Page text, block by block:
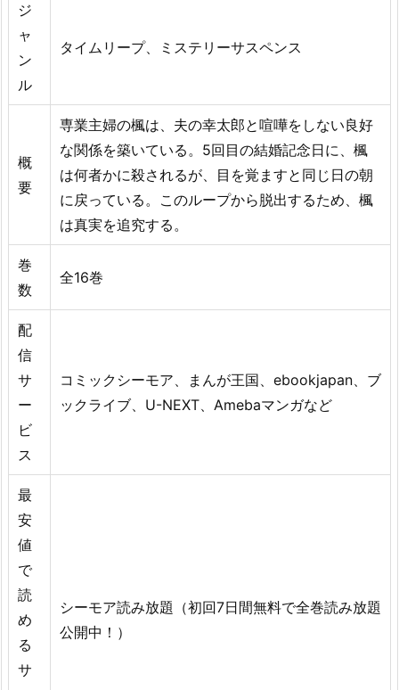
ジ
ャ
ン
ル
タイムリープ、ミステリーサスペンス
概
要
専業主婦の楓は、夫の幸太郎と喧嘩をしない良好
な関係を築いている。5回目の結婚記念日に、楓
は何者かに殺されるが、目を覚ますと同じ日の朝
に戻っている。このループから脱出するため、楓
は真実を追究する。
巻
数
全16巻
配
信
サ
ー
ビ
ス
コミックシーモア、まんが王国、ebookjapan、ブ
ックライブ、U-NEXT、Amebaマンガなど
最
安
値
で
読
め
る
サ
シーモア読み放題（初回7日間無料で全巻読み放題
公開中！）